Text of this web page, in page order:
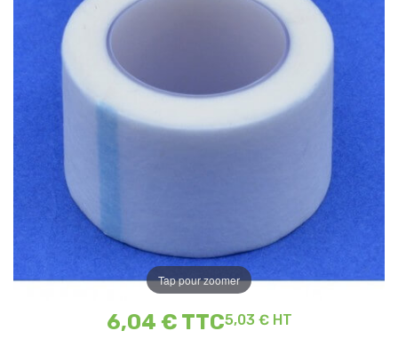
Tap pour zoomer
6,04 € TTC5,03 € HT